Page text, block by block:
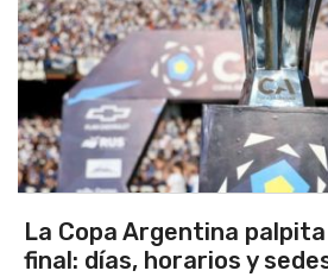
de
Los seleccionados
Tandil ganaron en